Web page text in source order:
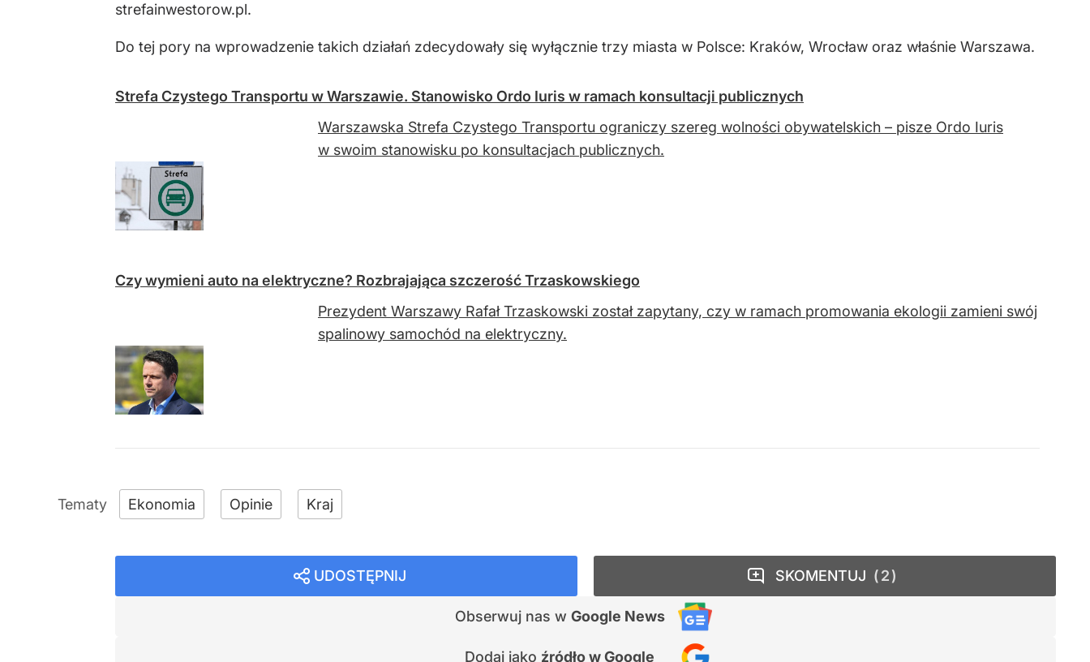
strefainwestorow.pl.
Do tej pory na wprowadzenie takich działań zdecydowały się wyłącznie trzy miasta w Polsce: Kraków, Wrocław oraz właśnie Warszawa.
Strefa Czystego Transportu w Warszawie. Stanowisko Ordo Iuris w ramach konsultacji publicznych
Warszawska Strefa Czystego Transportu ograniczy szereg wolności obywatelskich – pisze Ordo Iuris
w swoim stanowisku po konsultacjach publicznych.
Czy wymieni auto na elektryczne? Rozbrajająca szczerość Trzaskowskiego
Prezydent Warszawy Rafał Trzaskowski został zapytany, czy w ramach promowania ekologii zamieni swój
spalinowy samochód na elektryczny.
Ekonomia Opinie Kraj
UDOSTĘPNIJ
Obserwuj nas w Google News
Dodaj jako źródło w Google
SKOMENTUJ 2